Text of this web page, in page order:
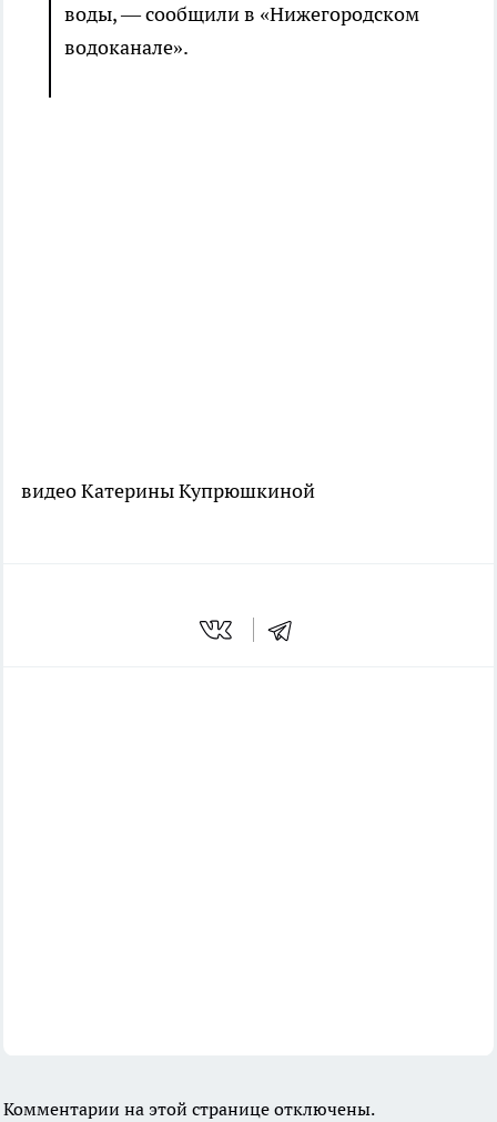
воды, — сообщили в «Нижегородском
водоканале».
видео Катерины Купрюшкиной
Комментарии на этой странице отключены.